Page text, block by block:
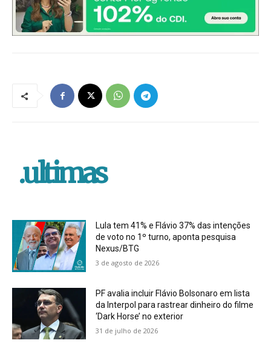
.ultimas
Lula tem 41% e Flávio 37% das intenções
de voto no 1º turno, aponta pesquisa
Nexus/BTG
3 de agosto de 2026
PF avalia incluir Flávio Bolsonaro em lista
da Interpol para rastrear dinheiro do filme
‘Dark Horse’ no exterior
31 de julho de 2026